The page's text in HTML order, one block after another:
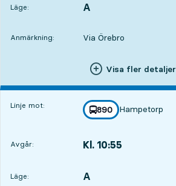
Läge:
LÄGE, A
,
Anmärkning: Via Örebro
Visa fler detaljer
Linje mot: linje
890
mot
Hampetorp
,
Avgår: Kl. 10:55
Läge:
LÄGE, A
,